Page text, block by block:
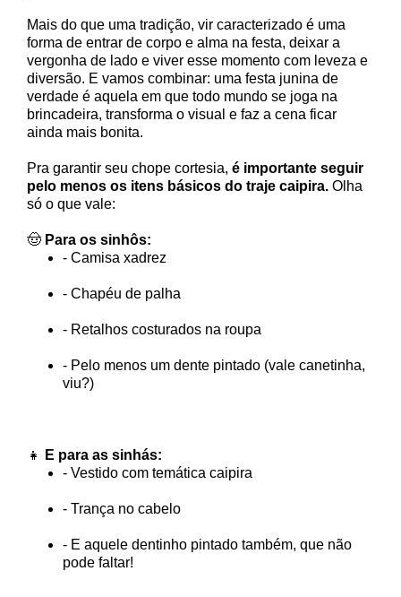
Mais do que uma tradição, vir caracterizado é uma
forma de entrar de corpo e alma na festa, deixar a
vergonha de lado e viver esse momento com leveza e
diversão. E vamos combinar: uma festa junina de
verdade é aquela em que todo mundo se joga na
brincadeira, transforma o visual e faz a cena ficar
ainda mais bonita.
Pra garantir seu chope cortesia, é importante seguir
pelo menos os itens básicos do traje caipira.Olha
só o que vale:
🤠 Para os sinhôs:
- Camisa xadrez
- Chapéu de palha
- Retalhos costurados na roupa
- Pelo menos um dente pintado (vale canetinha,
viu?)
👧
E para as sinhás:
- Vestido com temática caipira
- Trança no cabelo
- E aquele dentinho pintado também, que não
pode faltar!